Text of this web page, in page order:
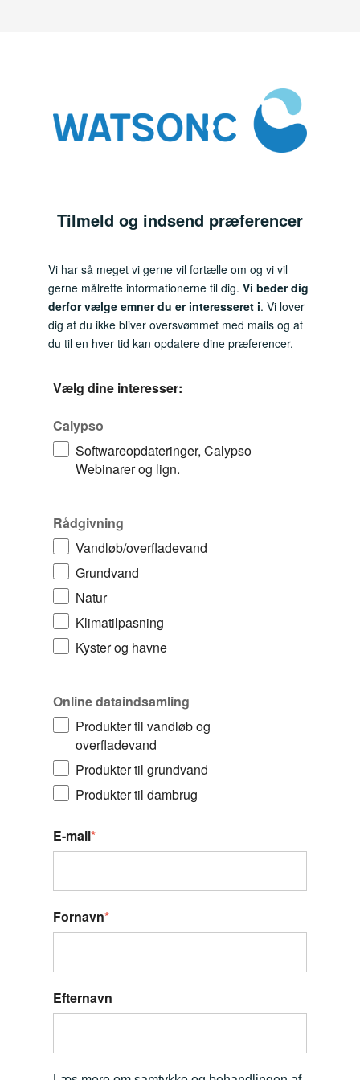
Tilmeld og indsend præferencer
Vi har så meget vi gerne vil fortælle om og vi vil
gerne målrette informationerne til dig. Vi beder dig
derfor vælge emner du er interesseret i. Vi lover
dig at du ikke bliver oversvømmet med mails og at
du til en hver tid kan opdatere dine præferencer.
Vælg dine interesser:
Calypso
Softwareopdateringer, Calypso
Webinarer og lign.​
Rådgivning
Vandløb/overfladevand​
Grundvand​
Natur
Klimatilpasning
Kyster og havne
Online dataindsamling
Produkter til vandløb og
overfladevand​
Produkter til grundvand​
Produkter til dambrug
E-mail*
Fornavn*
Efternavn